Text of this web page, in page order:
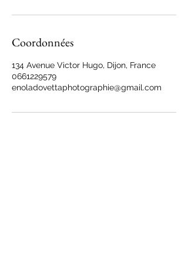
Coordonnées
134 Avenue Victor Hugo, Dijon, France
0661229579
enoladovettaphotographie@gmail.com